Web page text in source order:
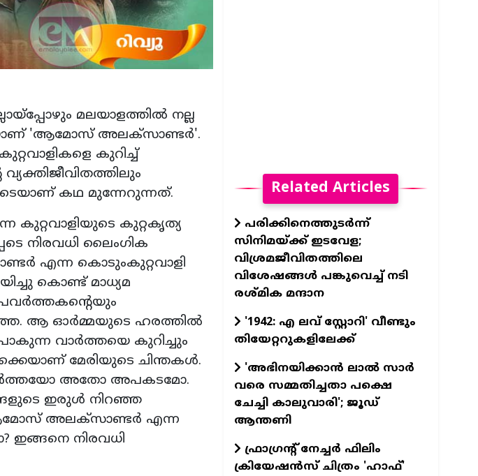
മലയാളത്തില്‍ നല്ല
'ആമോസ് അലക്‌സാണ്ടര്‍'.
കുറിച്ച്
കഥ മുന്നേറുന്നത്.
കുറ്റവാളിയുടെ കുറ്റകൃത്യ
നിരവധി ലൈംഗിക
എന്ന കൊടുംകുറ്റവാളി
കൊണ്ട് മാധ്യമ
ആ ഓര്‍മ്മയുടെ ഹരത്തില്‍
പോകുന്ന വാര്‍ത്തയെ കുറിച്ചും
മേരിയുടെ ചിന്തകള്‍.
അതോ അപകടമോ.
ഇരുള്‍ നിറഞ്ഞ
ആമോസ് അലക്‌സാണ്ടര്‍ എന്ന
ഇങ്ങനെ നിരവധി
Related Articles
പരിക്കിനെത്തുടർന്ന്
സിനിമയ്ക്ക് ഇടവേള;
വിശ്രമജീവിതത്തിലെ
വിശേഷങ്ങൾ പങ്കുവെച്ച് നടി
രശ്മിക മന്ദാന
'1942: എ ലവ് സ്റ്റോറി' വീണ്ടും
തിയേറ്ററുകളിലേക്ക്
'അഭിനയിക്കാന്‍ ലാല്‍ സാര്‍
വരെ സമ്മതിച്ചതാ പക്ഷെ
ചേച്ചി കാലുവാരി'; ജൂഡ്
ആന്തണി
ഫ്രാഗ്രന്റ് നേച്ചര്‍ ഫിലിം
ക്രിയേഷന്‍സ് ചിത്രം 'ഹാഫ്'